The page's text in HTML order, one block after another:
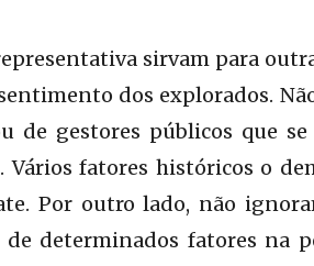
sirvam para
dos explorados.
de gestores públicos que
fatores históricos o
Por outro lado, não
determinados fatores na